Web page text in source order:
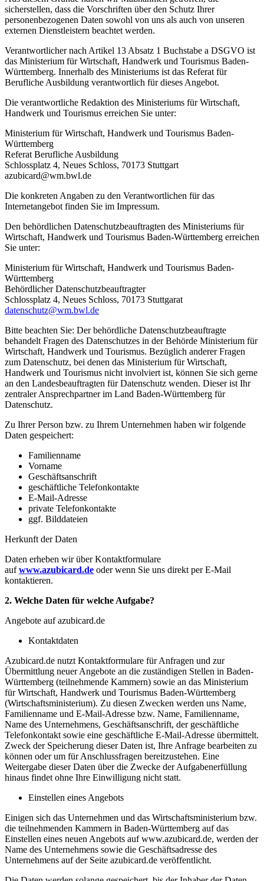
sicherstellen, dass die Vorschriften über den Schutz Ihrer
personenbezogenen Daten sowohl von uns als auch von unseren
externen Dienstleistern beachtet werden.
Verantwortlicher nach Artikel 13 Absatz 1 Buchstabe a DSGVO ist
das Ministerium für Wirtschaft, Handwerk und Tourismus Baden-
Württemberg. Innerhalb des Ministeriums ist das Referat für
Berufliche Ausbildung verantwortlich für dieses Angebot.
Die verantwortliche Redaktion des Ministeriums für Wirtschaft,
Handwerk und Tourismus erreichen Sie unter:
Ministerium für Wirtschaft, Handwerk und Tourismus Baden-
Württemberg
Referat Berufliche Ausbildung
Schlossplatz 4, Neues Schloss, 70173 Stuttgart
azubicard@wm.bwl.de
Die konkreten Angaben zu den Verantwortlichen für das
Internetangebot finden Sie im Impressum.
Den behördlichen Datenschutzbeauftragten des Ministeriums für
Wirtschaft, Handwerk und Tourismus Baden-Württemberg erreichen
Sie unter:
Ministerium für Wirtschaft, Handwerk und Tourismus Baden-
Württemberg
Behördlicher Datenschutzbeauftragter
Schlossplatz 4, Neues Schloss, 70173 Stuttgarat
datenschutz@wm.bwl.de
Bitte beachten Sie: Der behördliche Datenschutzbeauftragte
behandelt Fragen des Datenschutzes in der Behörde Ministerium für
Wirtschaft, Handwerk und Tourismus. Bezüglich anderer Fragen
zum Datenschutz, bei denen das Ministerium für Wirtschaft,
Handwerk und Tourismus nicht involviert ist, können Sie sich gerne
an den Landesbeauftragten für Datenschutz wenden. Dieser ist Ihr
zentraler Ansprechpartner im Land Baden-Württemberg für
Datenschutz.
Zu Ihrer Person bzw. zu Ihrem Unternehmen haben wir folgende
Daten gespeichert:
Familienname
Vorname
Geschäftsanschrift
geschäftliche Telefonkontakte
E-Mail-Adresse
private Telefonkontakte
ggf. Bilddateien
Herkunft der Daten
Daten erheben wir über Kontaktformulare
aufwww.azubicard.de oder wenn Sie uns direkt per E-Mail
kontaktieren.
2. Welche Daten für welche Aufgabe?
Angebote auf azubicard.de
Kontaktdaten
Azubicard.de nutzt Kontaktformulare für Anfragen und zur
Übermittlung neuer Angebote an die zuständigen Stellen in Baden-
Württemberg (teilnehmende Kammern) sowie an das Ministerium
für Wirtschaft, Handwerk und Tourismus Baden-Württemberg
(Wirtschaftsministerium). Zu diesen Zwecken werden uns Name,
Familienname und E-Mail-Adresse bzw. Name, Familienname,
Name des Unternehmens, Geschäftsanschrift, der geschäftliche
Telefonkontakt sowie eine geschäftliche E-Mail-Adresse übermittelt.
Zweck der Speicherung dieser Daten ist, Ihre Anfrage bearbeiten zu
können oder um für Anschlussfragen bereitzustehen. Eine
Weitergabe dieser Daten über die Zwecke der Aufgabenerfüllung
hinaus findet ohne Ihre Einwilligung nicht statt.
Einstellen eines Angebots
Einigen sich das Unternehmen und das Wirtschaftsministerium bzw.
die teilnehmenden Kammern in Baden-Württemberg auf das
Einstellen eines neuen Angebots auf www.azubicard.de, werden der
Name des Unternehmens sowie die Geschäftsadresse des
Unternehmens auf der Seite azubicard.de veröffentlicht.